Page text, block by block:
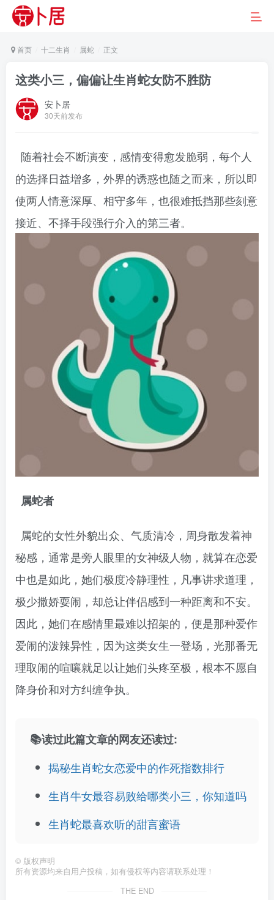
首页 十二生肖 属蛇 正文
这类小三，偏偏让生肖蛇女防不胜防
安卜居
30天前发布
随着社会不断演变，感情变得愈发脆弱，每个人
的选择日益增多，外界的诱惑也随之而来，所以即
使两人情意深厚、相守多年，也很难抵挡那些刻意
接近、不择手段强行介入的第三者。
属蛇者
属蛇的女性外貌出众、气质清冷，周身散发着神
秘感，通常是旁人眼里的女神级人物，就算在恋爱
中也是如此，她们极度冷静理性，凡事讲求道理，
极少撒娇耍闹，却总让伴侣感到一种距离和不安。
因此，她们在感情里最难以招架的，便是那种爱作
爱闹的泼辣异性，因为这类女生一登场，光那番无
理取闹的喧嚷就足以让她们头疼至极，根本不愿自
降身价和对方纠缠争执。
📚读过此篇文章的网友还读过:
揭秘生肖蛇女恋爱中的作死指数排行
生肖牛女最容易败给哪类小三，你知道吗
生肖蛇最喜欢听的甜言蜜语
© 版权声明
所有资源均来自用户投稿，如有侵权等内容请联系处理！
THE END